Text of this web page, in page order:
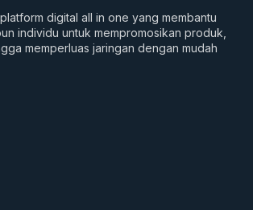
digital all in one yang membantu
individu untuk mempromosikan produk,
memperluas jaringan dengan mudah